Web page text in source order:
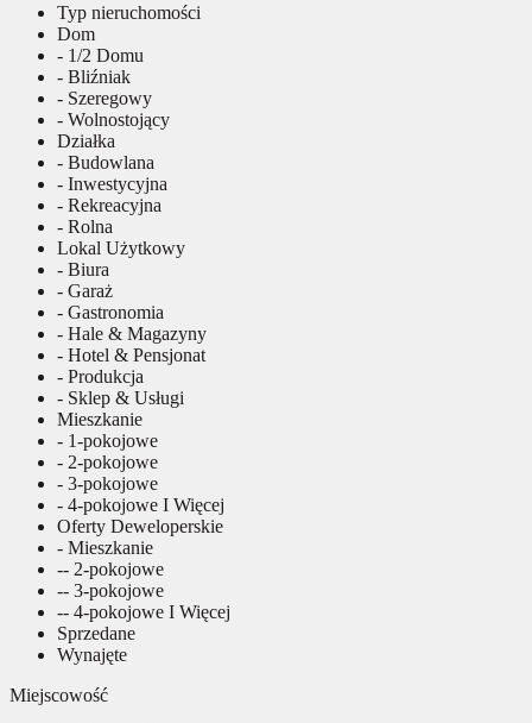
Typ nieruchomości
Dom
- 1/2 Domu
- Bliźniak
- Szeregowy
- Wolnostojący
Działka
- Budowlana
- Inwestycyjna
- Rekreacyjna
- Rolna
Lokal Użytkowy
- Biura
- Garaż
- Gastronomia
- Hale & Magazyny
- Hotel & Pensjonat
- Produkcja
- Sklep & Usługi
Mieszkanie
- 1-pokojowe
- 2-pokojowe
- 3-pokojowe
- 4-pokojowe I Więcej
Oferty Deweloperskie
- Mieszkanie
-- 2-pokojowe
-- 3-pokojowe
-- 4-pokojowe I Więcej
Sprzedane
Wynajęte
Miejscowość